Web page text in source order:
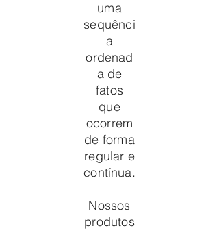
uma
sequênci
a
ordenad
a de
fatos
que
ocorrem
de forma
regular e
contínua.
Nossos
produtos